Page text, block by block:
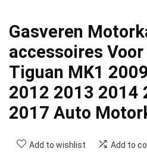
Gasveren
accessoires Voor
Tiguan MK1
2012 2013 2014
2017 Auto
Add to wishlist Add to